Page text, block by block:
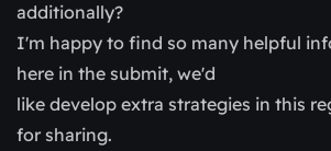
additionally?
I'm happy to find so many helpful
here in the submit, we'd
like develop extra strategies in this
for sharing.